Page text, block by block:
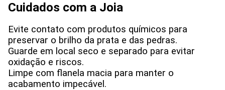
Cuidados com a Joia
Evite contato com produtos químicos para
preservar o brilho da prata e das pedras.
Guarde em local seco e separado para evitar
oxidação e riscos.
Limpe com flanela macia para manter o
acabamento impecável.